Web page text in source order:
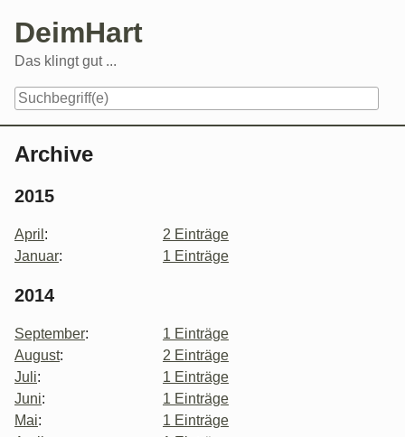
content
DeimHart
Das klingt gut ...
Archive
2015
April :
2 Einträge
Januar: 1 Einträge
2014
September:
1 Einträge
August:
2 Einträge
Juli:
1 Einträge
Juni:
1 Einträge
Mai:
1 Einträge